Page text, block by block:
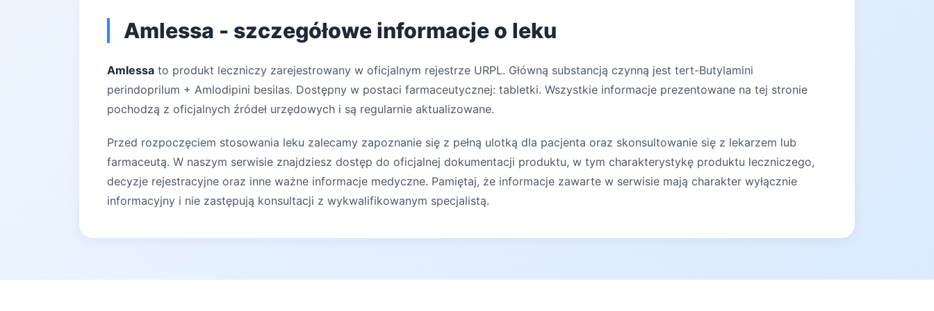
Amlessa - szczegółowe informacje o leku
Amlessa to produkt leczniczy zarejestrowany w oficjalnym rejestrze URPL. Główną substancją czynną jest tert-Butylamini
perindoprilum + Amlodipini besilas. Dostępny w postaci farmaceutycznej: tabletki. Wszystkie informacje prezentowane na tej stronie
pochodzą z oficjalnych źródeł urzędowych i są regularnie aktualizowane.
Przed rozpoczęciem stosowania leku zalecamy zapoznanie się z pełną ulotką dla pacjenta oraz skonsultowanie się z lekarzem lub
farmaceutą. W naszym serwisie znajdziesz dostęp do oficjalnej dokumentacji produktu, w tym charakterystykę produktu leczniczego,
decyzje rejestracyjne oraz inne ważne informacje medyczne. Pamiętaj, że informacje zawarte w serwisie mają charakter wyłącznie
informacyjny i nie zastępują konsultacji z wykwalifikowanym specjalistą.